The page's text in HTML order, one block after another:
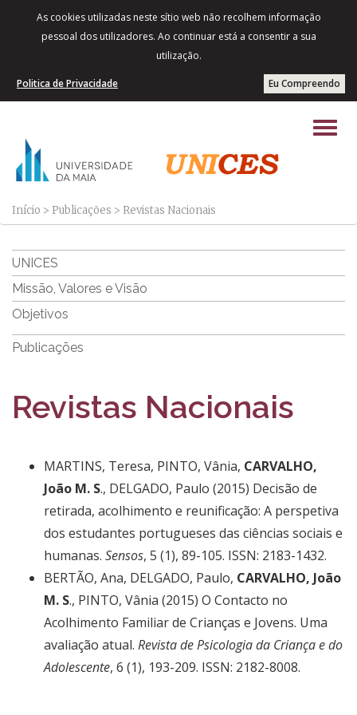
As cookies utilizadas neste sítio web não recolhem informação
pessoal dos utilizadores. Ao continuar está a consentir a sua
utilização.
Eu Compreendo
Politica de Privacidade
Início > Publicações > Revistas Nacionais
UNICES
Missão, Valores e Visão
Objetivos
Publicações
Revistas Nacionais
MARTINS, Teresa, PINTO, Vânia, CARVALHO,
João M. S., DELGADO, Paulo (2015) Decisão de
retirada, acolhimento e reunificação: A perspetiva
dos estudantes portugueses das ciências sociais e
humanas. Sensos, 5 (1), 89-105. ISSN: 2183-1432.
BERTÃO, Ana, DELGADO, Paulo, CARVALHO, João
M. S., PINTO, Vânia (2015) O Contacto no
Acolhimento Familiar de Crianças e Jovens. Uma
avaliação atual. Revista de Psicologia da Criança e do
Adolescente, 6 (1), 193-209. ISSN: 2182-8008.